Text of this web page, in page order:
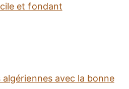
et fondant
algériennes avec la bonne